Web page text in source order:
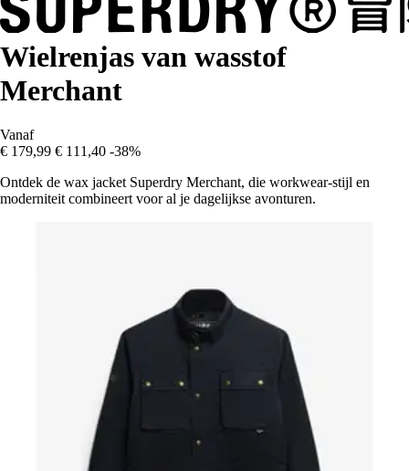
Wielrenjas van wasstof
Merchant
Vanaf
€ 179,99 € 111,40 -38%
Ontdek de wax jacket Superdry Merchant, die workwear-stijl en
moderniteit combineert voor al je dagelijkse avonturen.